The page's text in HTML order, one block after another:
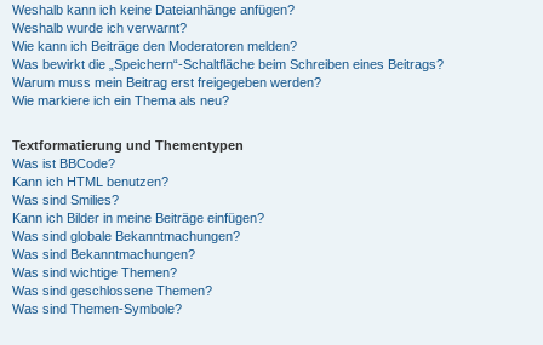
Weshalb kann ich keine Dateianhänge anfügen?
Weshalb wurde ich verwarnt?
Wie kann ich Beiträge den Moderatoren melden?
Was bewirkt die „Speichern“-Schaltfläche beim Schreiben eines Beitrags?
Warum muss mein Beitrag erst freigegeben werden?
Wie markiere ich ein Thema als neu?
Textformatierung und Thementypen
Was ist BBCode?
Kann ich HTML benutzen?
Was sind Smilies?
Kann ich Bilder in meine Beiträge einfügen?
Was sind globale Bekanntmachungen?
Was sind Bekanntmachungen?
Was sind wichtige Themen?
Was sind geschlossene Themen?
Was sind Themen-Symbole?